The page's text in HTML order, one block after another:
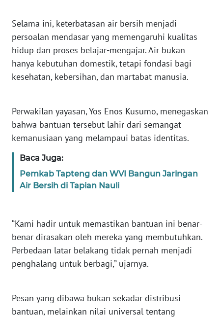
Selama ini, keterbatasan air bersih menjadi
persoalan mendasar yang memengaruhi kualitas
hidup dan proses belajar-mengajar. Air bukan
hanya kebutuhan domestik, tetapi fondasi bagi
kesehatan, kebersihan, dan martabat manusia.
Perwakilan yayasan, Yos Enos Kusumo, menegaskan
bahwa bantuan tersebut lahir dari semangat
kemanusiaan yang melampaui batas identitas.
Baca Juga:
Pemkab Tapteng dan WVI Bangun Jaringan
Air Bersih di Tapian Nauli
“Kami hadir untuk memastikan bantuan ini benar-
benar dirasakan oleh mereka yang membutuhkan.
Perbedaan latar belakang tidak pernah menjadi
penghalang untuk berbagi,” ujarnya.
Pesan yang dibawa bukan sekadar distribusi
bantuan, melainkan nilai universal tentang
PAPUA
BARAT
WN
WN
SERAMBI
JAMBI
WN
WN
NTB
WN
SULTENG
WN
SULBAR